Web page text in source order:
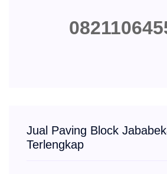
Jual Paving Block
Terlengkap